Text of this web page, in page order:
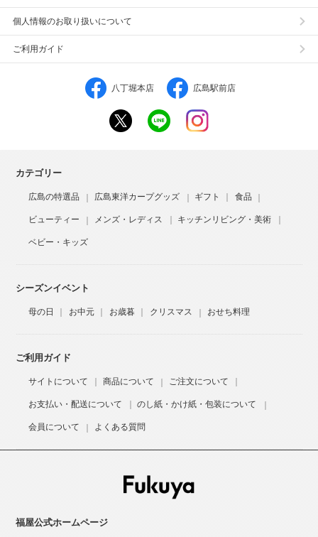
個人情報のお取り扱いについて
ご利用ガイド
八丁堀本店 広島駅前店
カテゴリー
広島の特選品 広島東洋カープグッズ ギフト 食品
ビューティー メンズ・レディス キッチンリビング・美術
ベビー・キッズ
シーズンイベント
母の日 お中元 お歳暮 クリスマス おせち料理
ご利用ガイド
サイトについて 商品について ご注文について
お支払い・配送について のし紙・かけ紙・包装について
会員について よくある質問
福屋公式ホームページ